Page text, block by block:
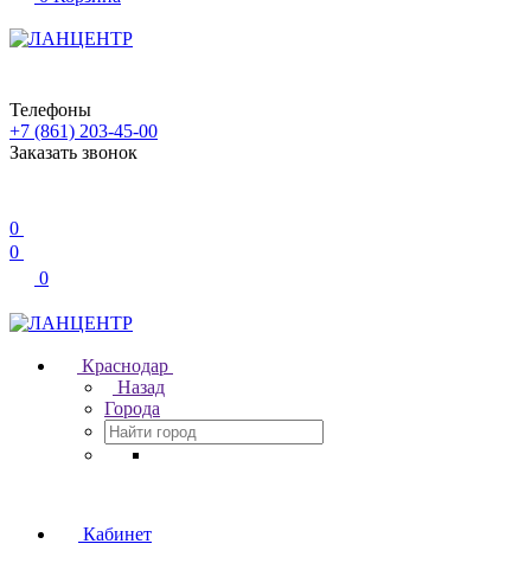
Телефоны
+7 (861) 203-45-00
Заказать звонок
0
0
0
Краснодар
Назад
Города
Кабинет